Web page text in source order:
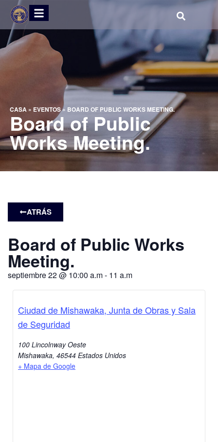
CASA » EVENTOS» BOARD OF PUBLIC WORKS MEETING.
Board of Public
Works Meeting.
ATRÁS
Board of Public Works
Meeting.
septiembre 22@ 10:00 a.m- 11 a.m
Ciudad de Mishawaka, Junta de Obras y Sala
de Seguridad
100 Lincolnway Oeste
Mishawaka, 46544 Estados Unidos
+ Mapa de Google